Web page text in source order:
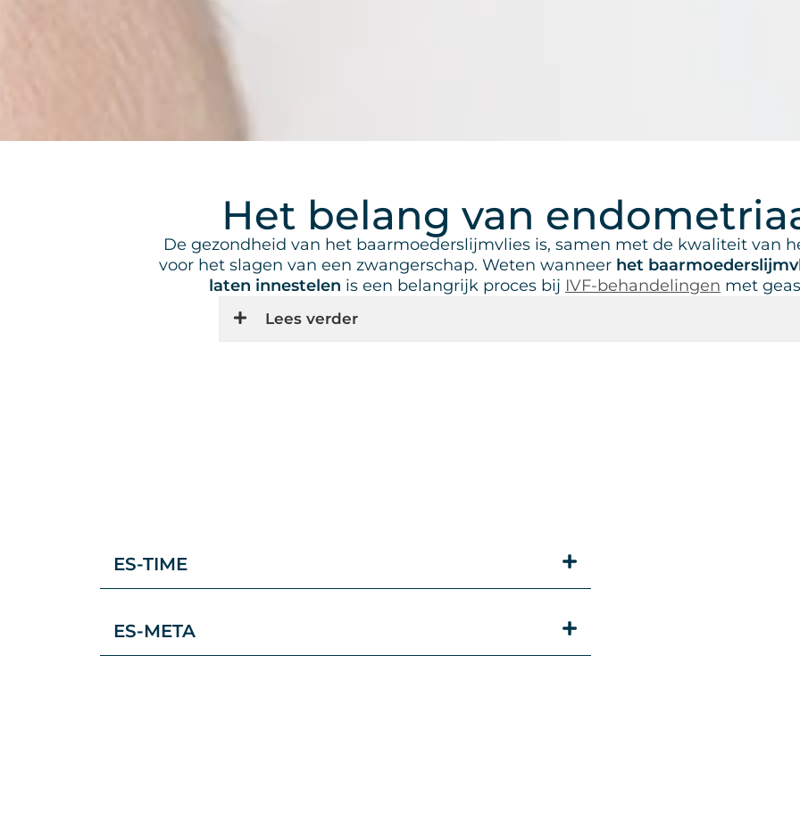
Het belang van
De gezondheid van het baarmoederslijmvlies is, samen met de kwaliteit van
voor het slagen van een zwangerschap. Weten wanneer het
laten innestelen is een belangrijk proces bij IVF-behandelingen met
Lees verder
ES-TIME
ES-META